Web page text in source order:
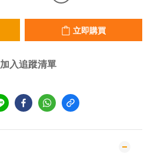
立即購買
加入追蹤清單